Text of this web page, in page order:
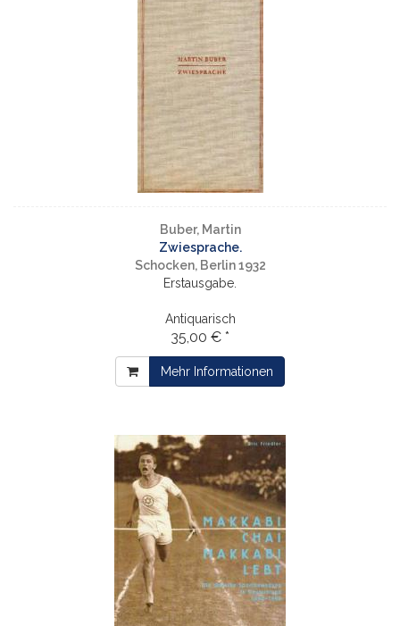
Buber, Martin
Zwiesprache.
Schocken, Berlin 1932
Erstausgabe.
Antiquarisch
35,00 € *
Mehr Informationen